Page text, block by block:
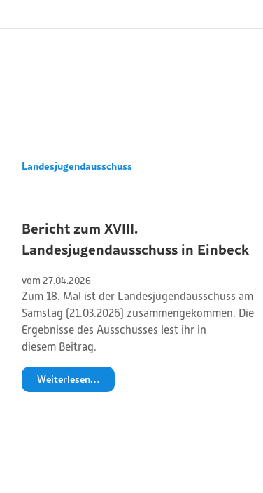
Landesjugendausschuss
Bericht zum XVIII.
Landesjugendausschuss in Einbeck
vom 27.04.2026
Zum 18. Mal ist der Landesjugendausschuss am
Samstag (21.03.2026) zusammengekommen. Die
Ergebnisse des Ausschusses lest ihr in
diesem Beitrag.
Weiterlesen…